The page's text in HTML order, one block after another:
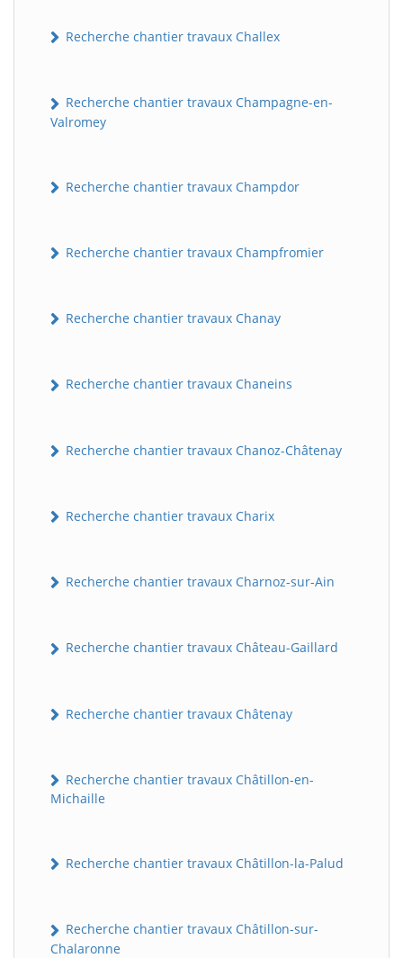
Recherche chantier travaux Challex
Recherche chantier travaux Champagne-en-
Valromey
Recherche chantier travaux Champdor
Recherche chantier travaux Champfromier
Recherche chantier travaux Chanay
Recherche chantier travaux Chaneins
Recherche chantier travaux Chanoz-Châtenay
Recherche chantier travaux Charix
Recherche chantier travaux Charnoz-sur-Ain
Recherche chantier travaux Château-Gaillard
Recherche chantier travaux Châtenay
Recherche chantier travaux Châtillon-en-
Michaille
Recherche chantier travaux Châtillon-la-Palud
Recherche chantier travaux Châtillon-sur-
Chalaronne